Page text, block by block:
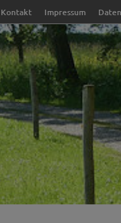
Kontakt Impressum